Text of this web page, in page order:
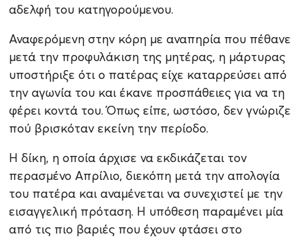
αδελφή του κατηγορούμενου.
Αναφερόμενη στην κόρη με αναπηρία που πέθανε
μετά την προφυλάκιση της μητέρας, η μάρτυρας
υποστήριξε ότι ο πατέρας είχε καταρρεύσει από
την αγωνία του και έκανε προσπάθειες για να τη
φέρει κοντά του. Όπως είπε, ωστόσο, δεν γνώριζε
πού βρισκόταν εκείνη την περίοδο.
Η δίκη, η οποία άρχισε να εκδικάζεται τον
περασμένο Απρίλιο, διεκόπη μετά την απολογία
του πατέρα και αναμένεται να συνεχιστεί με την
εισαγγελική πρόταση. Η υπόθεση παραμένει μία
από τις πιο βαριές που έχουν φτάσει στο